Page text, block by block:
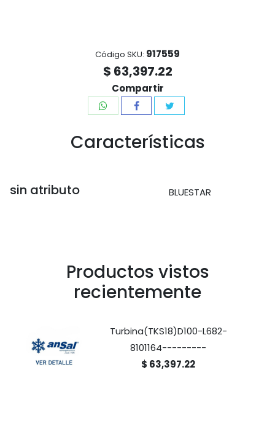
Código SKU: 917559
$ 63,397.22
Compartir
Características
sin atributo BLUESTAR
Productos vistos
recientemente
Turbina(TKS18)D100-L682-
8101164---------
$ 63,397.22